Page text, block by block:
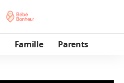
Famille Parents